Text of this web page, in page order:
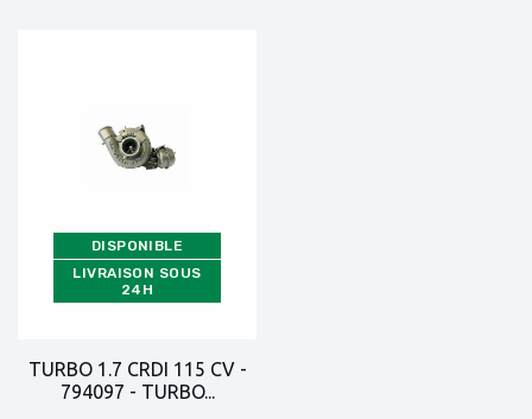
DISPONIBLE
LIVRAISON SOUS
24H
TURBO 1.7 CRDI 115 CV -
794097 - TURBO...